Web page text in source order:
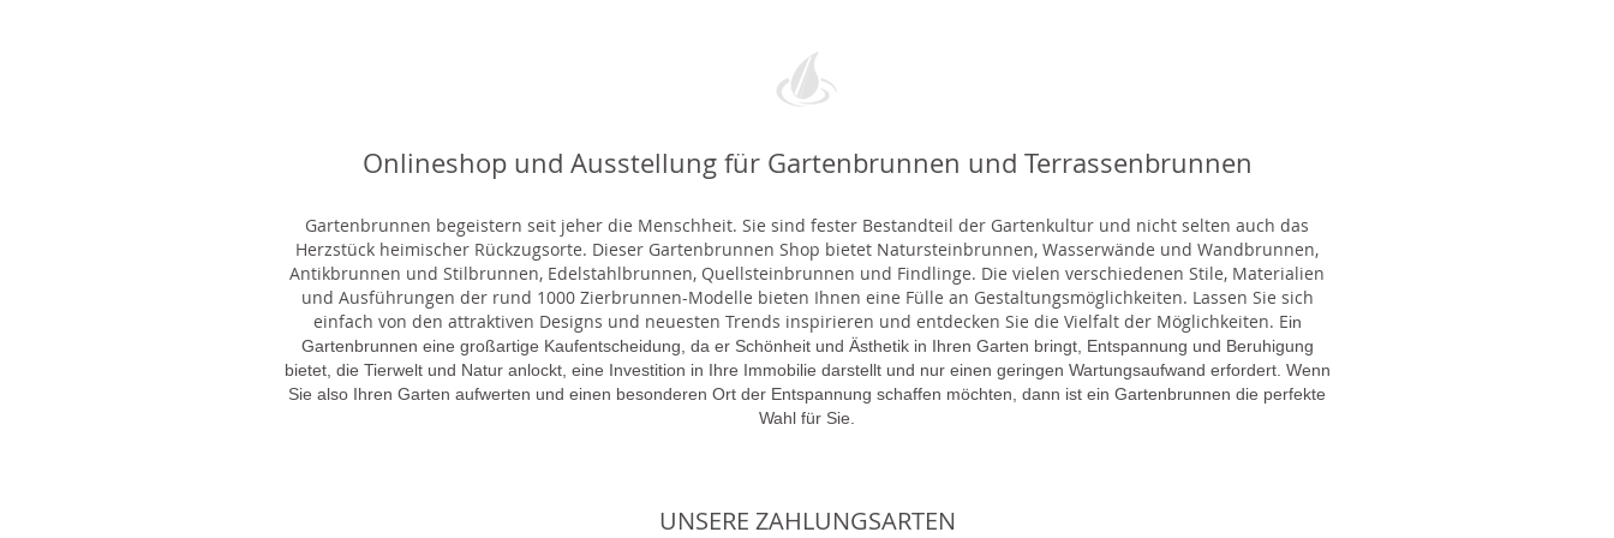
Onlineshop und Ausstellung für Gartenbrunnen und Terrassenbrunnen
Gartenbrunnen begeistern seit jeher die Menschheit. Sie sind fester Bestandteil der Gartenkultur und nicht selten auch das
Herzstück heimischer Rückzugsorte. Dieser Gartenbrunnen Shop bietet Natursteinbrunnen, Wasserwände und Wandbrunnen,
Antikbrunnen und Stilbrunnen, Edelstahlbrunnen, Quellsteinbrunnen und Findlinge. Die vielen verschiedenen Stile, Materialien
und Ausführungen der rund 1000 Zierbrunnen-Modelle bieten Ihnen eine Fülle an Gestaltungsmöglichkeiten. Lassen Sie sich
einfach von den attraktiven Designs und neuesten Trends inspirieren und entdecken Sie die Vielfalt der Möglichkeiten. Ein
Gartenbrunnen eine großartige Kaufentscheidung, da er Schönheit und Ästhetik in Ihren Garten bringt, Entspannung und Beruhigung
bietet, die Tierwelt und Natur anlockt, eine Investition in Ihre Immobilie darstellt und nur einen geringen Wartungsaufwand erfordert. Wenn
Sie also Ihren Garten aufwerten und einen besonderen Ort der Entspannung schaffen möchten, dann ist ein Gartenbrunnen die perfekte
Wahl für Sie.
UNSERE ZAHLUNGSARTEN